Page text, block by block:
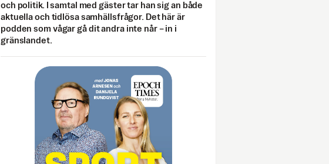
och politik. I samtal med gäster tar han sig an både
aktuella och tidlösa samhällsfrågor. Det här är
podden som vågar gå dit andra inte når – in i
gränslandet.